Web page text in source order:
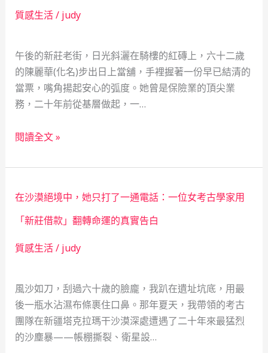
生
命
角：
驗
光
師
陳
典
故
事
質感生活/ judy
午後的新莊老街，日光斜灑在騎樓的紅磚上，六十二歲
的陳麗華(化名)步出日上當舖，手裡握著一份早已結清的
當票，嘴角揚起安心的弧度。她曾是保險業的頂尖業
務，二十年前從基層做起，一…
雪
送
的
溫
一
保
險
業
前
輩
閱讀全文 »
在沙漠絕境中，她只打了一通電話：一位女考古學家用
「新莊借款」翻轉命運的真實告白
質感生活/ judy
風沙如刀，刮過六十歲的臉龐，我趴在遺址坑底，用最
後一瓶水沾濕布條裹住口鼻。那年夏天，我帶領的考古
團隊在新疆塔克拉瑪干沙漠深處遭遇了二十年來最猛烈
的沙塵暴——帳棚撕裂、衛星設…